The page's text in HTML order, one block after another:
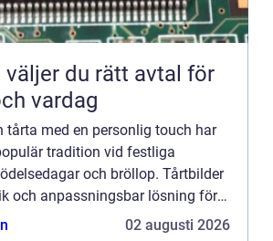
vardag
tårta med en personlig touch har
tradition vid festliga
och bröllop. Tårtbilder
och anpassningsbar lösning för
02 augusti 2026